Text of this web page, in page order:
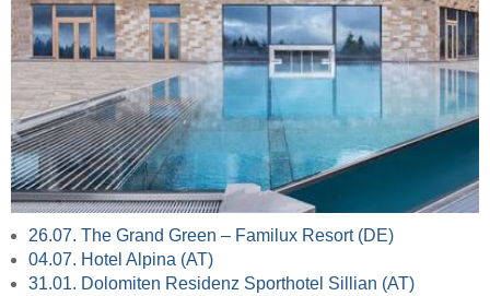
26.07. The Grand Green – Familux Resort (DE)
04.07. Hotel Alpina (AT)
31.01. Dolomiten Residenz Sporthotel Sillian (AT)